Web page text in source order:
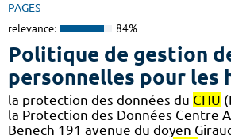
PAGES
relevance: 84%
Politique de gestion
personnelles pour les
la protection des données du CHU
la Protection des Données Centre
Benech 191 avenue du doyen